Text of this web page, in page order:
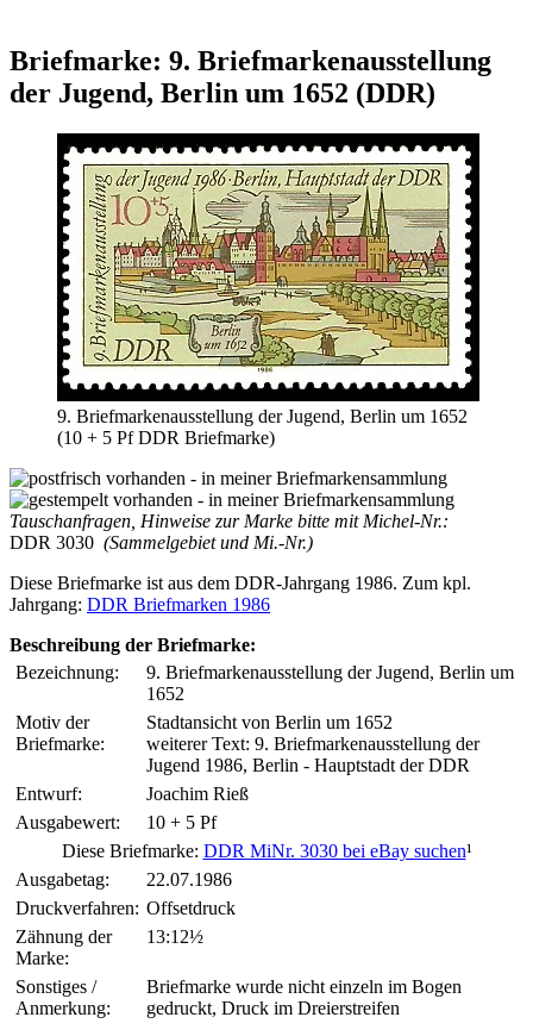
Briefmarke: 9. Briefmarkenausstellung
der Jugend, Berlin um 1652 (DDR)
9. Briefmarkenausstellung der Jugend, Berlin um 1652
(10 + 5 Pf DDR Briefmarke)
Tauschanfragen, Hinweise zur Marke bitte mit Michel-Nr.:
DDR 3030 (Sammelgebiet und Mi.-Nr.)
Diese Briefmarke ist aus dem DDR-Jahrgang 1986. Zum kpl.
Jahrgang: DDR Briefmarken 1986
Beschreibung der Briefmarke:
Bezeichnung:
9. Briefmarkenausstellung der Jugend, Berlin um
1652
Motiv der
Briefmarke:
Stadtansicht von Berlin um 1652
weiterer Text: 9. Briefmarkenausstellung der
Jugend 1986, Berlin - Hauptstadt der DDR
Entwurf:
Joachim Rieß
Ausgabewert:
10 + 5 Pf
Diese Briefmarke: DDR MiNr. 3030 bei eBay suchen¹
Ausgabetag:
22.07.1986
Druckverfahren: Offsetdruck
Zähnung der
Marke:
13:12½
Sonstiges /
Anmerkung:
Briefmarke wurde nicht einzeln im Bogen
gedruckt, Druck im Dreierstreifen